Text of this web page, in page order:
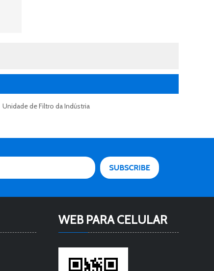
Unidade de Filtro da Indústria
WEB PARA CELULAR